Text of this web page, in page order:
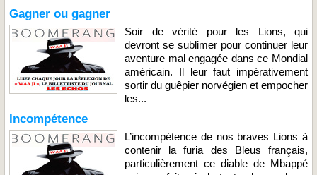
Gagner ou gagner
Soir de vérité pour les Lions, qui
devront se sublimer pour continuer leur
aventure mal engagée dans ce Mondial
américain. Il leur faut impérativement
sortir du guêpier norvégien et empocher
les...
Incompétence
L’incompétence de nos braves Lions à
contenir la furia des Bleus français,
particulièrement ce diable de Mbappé